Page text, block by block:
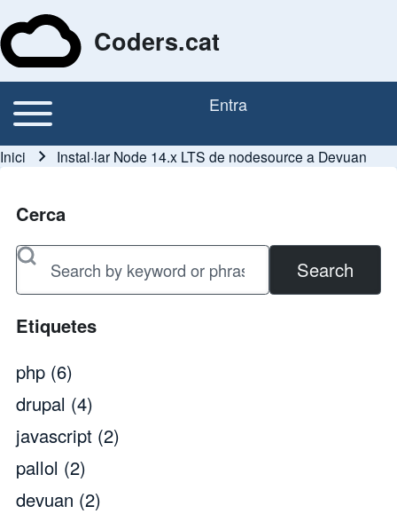
Coders.cat
Navegació principal
Toggle main menu Menú del compte
Entra
Fil d'ariadna
Inici Instal·lar Node 14.x LTS de nodesource a Devuan
Cerca
Search
Etiquetes
php (6)
drupal (4)
javascript (2)
pallol (2)
devuan (2)